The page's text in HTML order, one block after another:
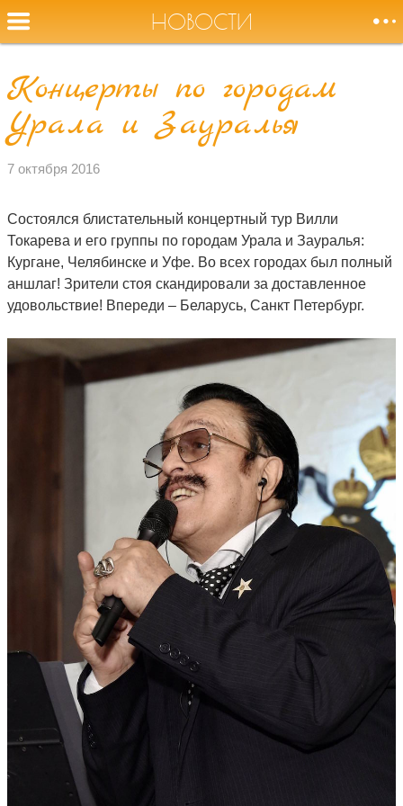
НОВОСТИ
СОБЫТИЯ
БИОГРАФИЯ
АУДИО
ФОТО
СТАТЬИ
КОНТАКТЫ
Оторвите
меня от земли,
НОВОСТИ
Концерты по городам
Урала и Зауралья
7 октября 2016
Состоялся блистательный концертный тур Вилли
Токарева и его группы по городам Урала и Зауралья:
Кургане, Челябинске и Уфе. Во всех городах был полный
аншлаг! Зрители стоя скандировали за доставленное
удовольствие! Впереди – Беларусь, Санкт Петербург.